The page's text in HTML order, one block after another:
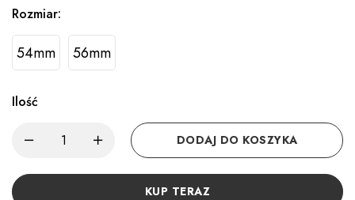
Rozmiar:
54mm 56mm
Ilość
DODAJ DO KOSZYKA
KUP TERAZ